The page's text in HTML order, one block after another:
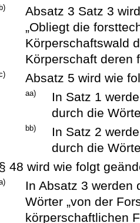
b)
Absatz 3 Satz 3
„Obliegt die
Körperschaftswald
Körperschaft deren
Absatz 5 wird wie
aa)
In Satz 1
durch die
bb)
In Satz 2
durch die
§ 48 wird wie folgt
In Absatz 3 werden
Wörter „von der
körperschaftlichen